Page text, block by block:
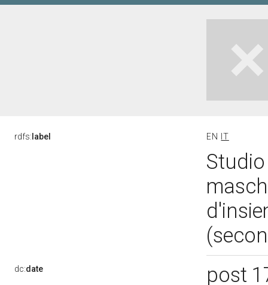
rdfs: label EN IT
dc:date post